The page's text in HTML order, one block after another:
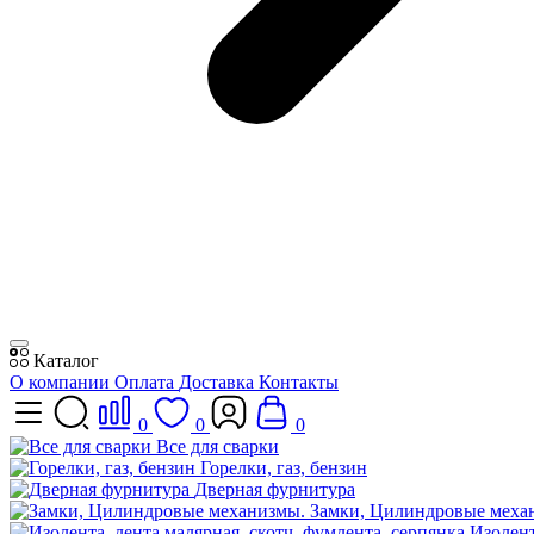
Каталог
О компании Оплата Доставка Контакты
0 0
0
Все для сварки
Горелки, газ, бензин
Дверная фурнитура
Замки, Цилиндровые